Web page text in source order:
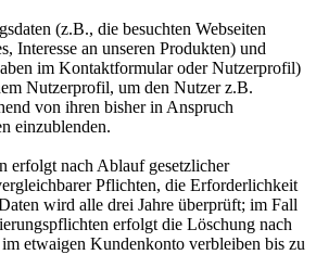
(z.B., die besuchten Webseiten
Interesse an unseren Produkten) und
im Kontaktformular oder Nutzerprofil)
Nutzerprofil, um den Nutzer z.B.
von ihren bisher in Anspruch
einzublenden.
erfolgt nach Ablauf gesetzlicher
Pflichten, die Erforderlichkeit
wird alle drei Jahre überprüft; im Fall
erfolgt die Löschung nach
etwaigen Kundenkonto verbleiben bis zu